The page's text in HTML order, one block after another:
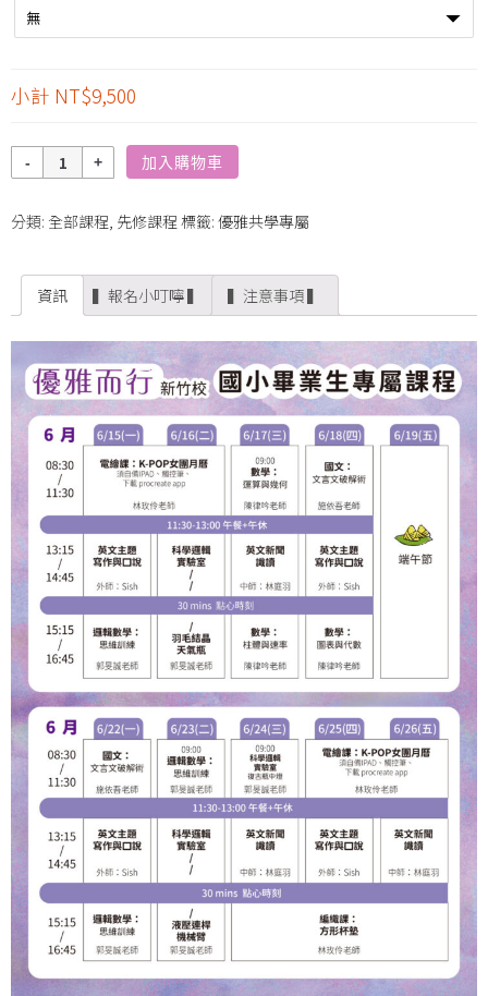
小計 NT$9,500
數
量
加入購物車
分類: 全部課程, 先修課程 標籤: 優雅共學專屬
資訊 ▍報名小叮嚀 ▍ ▍注意事項 ▍